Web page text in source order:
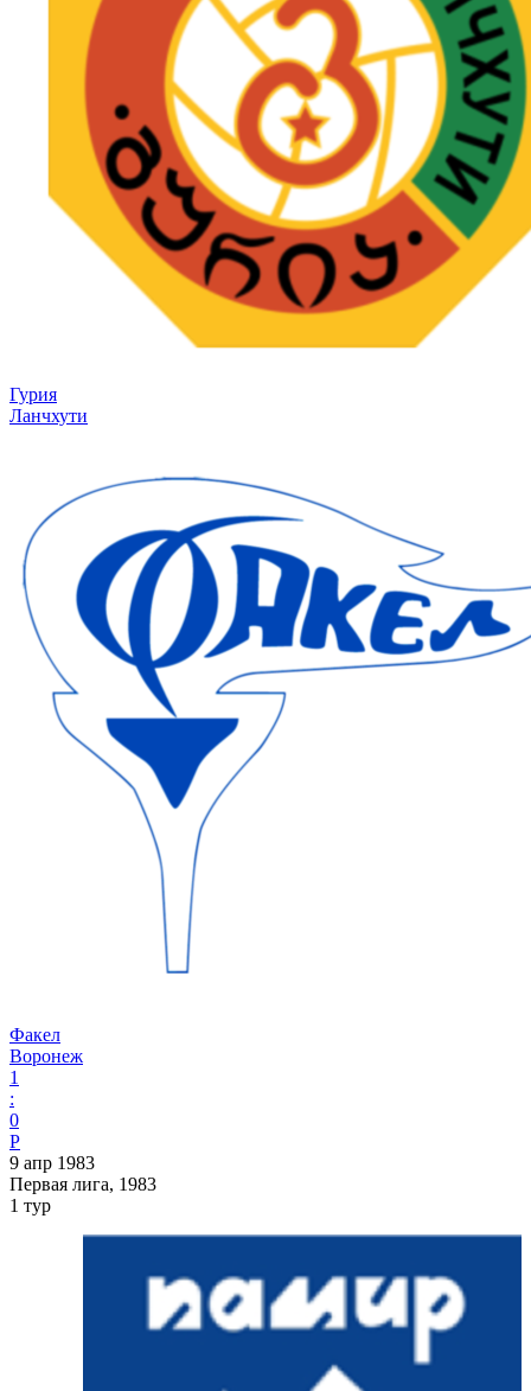
Гурия
Ланчхути
Факел
Воронеж
1
:
0
P
9 апр 1983
Первая лига, 1983
1 тур